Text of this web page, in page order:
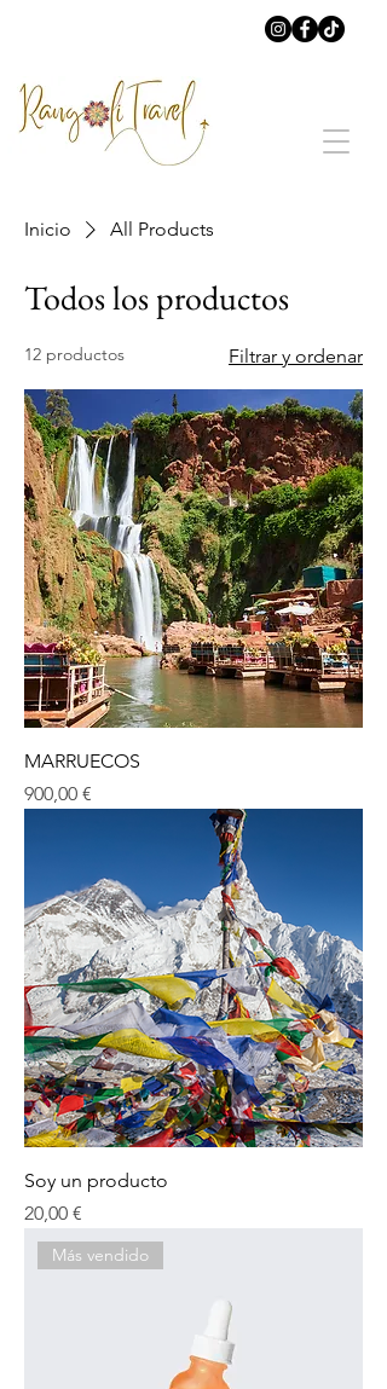
Inicio All Products
Todos los productos
12 productos Filtrar y ordenar
MARRUECOS
Precio
900,00 €
Soy un producto
Precio
20,00 €
Más vendido